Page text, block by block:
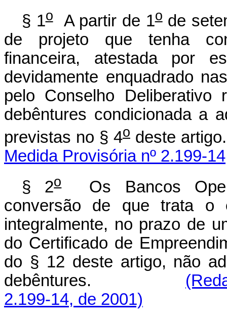
§ 1oA partir de 1ode
de projeto que tenha
financeira, atestada por
devidamente enquadrado
pelo Conselho Deliberativo
debêntures condicionada a
previstas no § 4o deste
Medida Provisória nº 2.199-
§ 2oOs Bancos
conversão de que trata o
integralmente, no prazo de
do Certificado de
do § 12 deste artigo, não
debêntures.
2.199-14, de 2001)